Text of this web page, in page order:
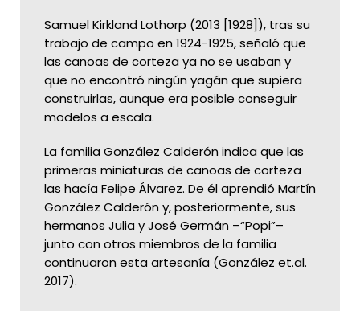
Samuel Kirkland Lothorp (2013 [1928]), tras su
trabajo de campo en 1924-1925, señaló que
las canoas de corteza ya no se usaban y
que no encontró ningún yagán que supiera
construirlas, aunque era posible conseguir
modelos a escala.
La familia González Calderón indica que las
primeras miniaturas de canoas de corteza
las hacía Felipe Álvarez. De él aprendió Martín
González Calderón y, posteriormente, sus
hermanos Julia y José Germán –“Popi”–
junto con otros miembros de la familia
continuaron esta artesanía (González et.al.
2017).